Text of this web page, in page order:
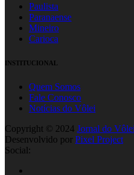
Paulista
Paranaense
Mineiro
Carioca
INSTITUCIONAL
Quem Somos
Fale Conosco
Notícias do Vôlei
Copyright © 2024 Jornal do Vôlei
Desenvolvido por Pixel Project
Social: